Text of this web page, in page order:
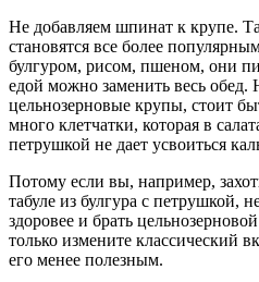
Не добавляем шпинат к крупе.
становятся все более
булгуром, рисом, пшеном, они
едой можно заменить весь
цельнозерновые крупы, стоит
много клетчатки, которая в
петрушкой не дает усвоиться
Потому если вы, например,
табуле из булгура с петрушкой,
здоровее и брать
только измените классический
его менее полезным.